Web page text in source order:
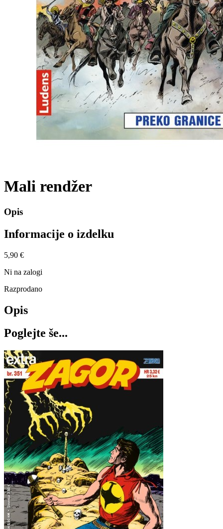
Mali rendžer
Opis
Informacije o izdelku
5,90 €
Ni na zalogi
Razprodano
Opis
Poglejte še...